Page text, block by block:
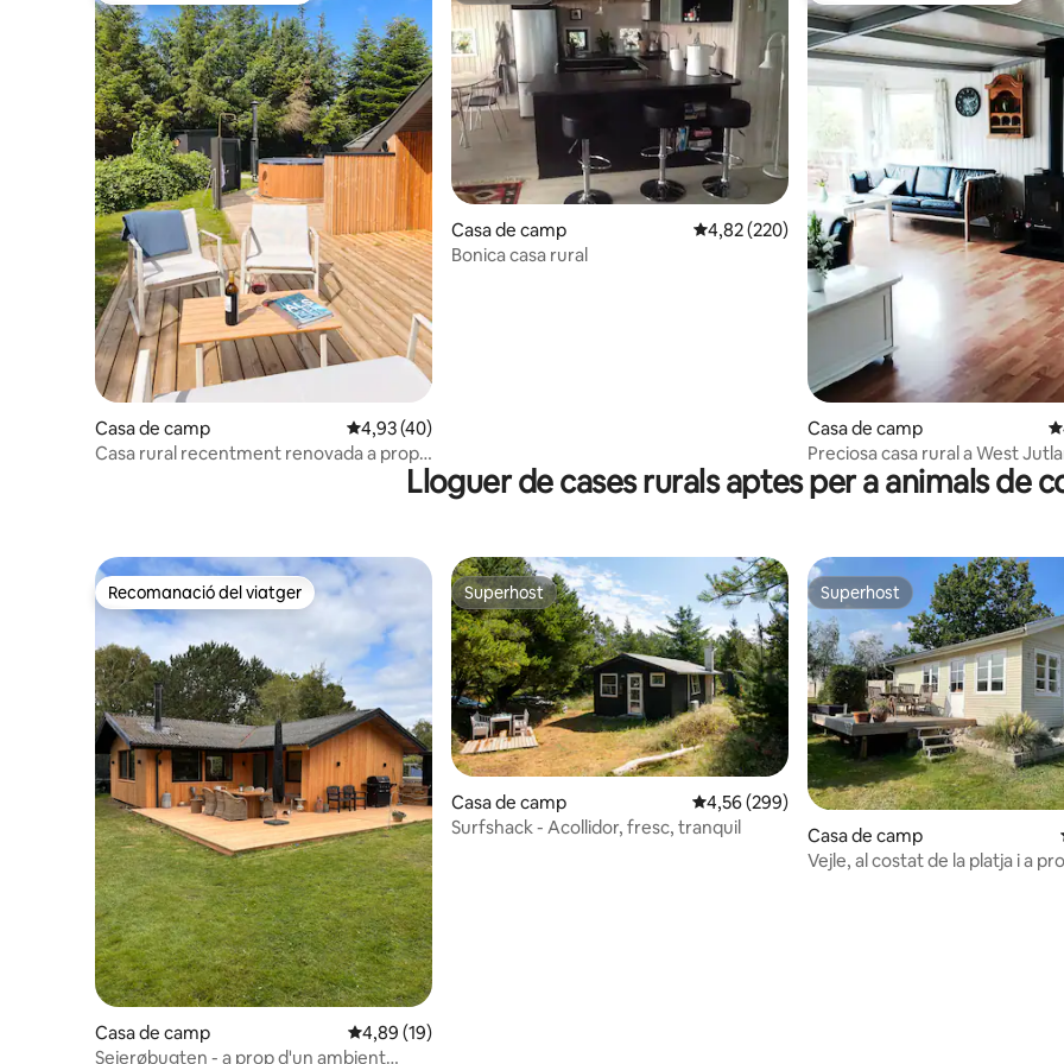
Casa de camp 4,93 de puntuació mitjana d'un total de 5; 40 avaluacions
4,93 (40)
Casa rural recentment renovada a prop
Casa de camp 4,82 de puntuació mitjana d'un total de 5; 220
4,82 (220)
Bonica casa rural
Casa de camp
Preciosa casa rural a West
Lloguer de cases rurals aptes per a animals de
Recomanació del viatger
Recomanació del viatger
Casa de camp 4,89 de puntuació mitjana d'un total de 5; 19 avaluacions
4,89 (19)
Sejerøbugten - a prop d'un ambient
Superhost
Superhost
Casa de camp 4,56 de puntuació mitjana d'un total de 5; 299
4,56 (299)
Surfshack - Acollidor, fresc, tranquil
Superhost
Superhost
Casa de camp
Vejle, al costat de la platja i a